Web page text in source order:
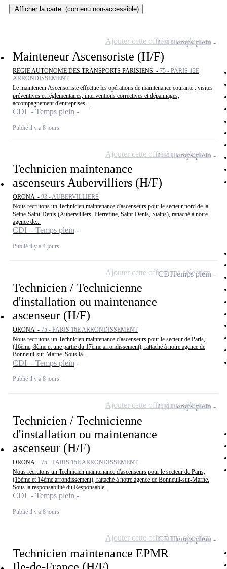
Afficher la carte (contenu non-accessible)
Mainteneur Ascensoriste (H/F)
REGIE AUTONOME DES TRANSPORTS PARISIENS - 75 - PARIS 12E
ARRONDISSEMENT
Le mainteneur Ascensoriste effectue les opérations de maintenance courante : visites
préventives et réglementaires, interventions correctives et dépannages,
accompagnement d'entreprises...
CDI - Temps plein
Publié il y a 8 jours
CDITemps plein
Ajouter cette offre à ma sélection
Technicien maintenance
ascenseurs Aubervilliers (H/F)
ORONA - 93 - AUBERVILLIERS
Nous recrutons un Technicien maintenance d'ascenseurs pour le secteur nord de la
Seine-Saint-Denis (Aubervilliers, Pierrefitte, Saint-Denis, Stains), rattaché à notre
agence de...
CDI - Temps plein
Publié il y a 4 jours
CDITemps plein
Ajouter cette offre à ma sélection
Technicien / Technicienne
d'installation ou maintenance
ascenseur (H/F)
ORONA - 75 - PARIS 16E ARRONDISSEMENT
Nous recrutons un Technicien maintenance d'ascenseurs pour le secteur de Paris,
(16ème, 8ème et une partie du 17ème arrondissement), rattaché à notre agence de
Bonneuil-sur-Marne. Sous la...
CDI - Temps plein
Publié il y a 8 jours
CDITemps plein
Ajouter cette offre à ma sélection
Technicien / Technicienne
d'installation ou maintenance
ascenseur (H/F)
ORONA - 75 - PARIS 15E ARRONDISSEMENT
Nous recrutons un Technicien maintenance d'ascenseurs pour le secteur de Paris,
(15ème et 14ème arrondissement), rattaché à notre agence de Bonneuil-sur-Marne.
Sous la responsabilité du Responsable...
CDI - Temps plein
Publié il y a 8 jours
CDITemps plein
Ajouter cette offre à ma sélection
Technicien maintenance EPMR
CDITemps plein
Ajouter cette offre à ma sélection